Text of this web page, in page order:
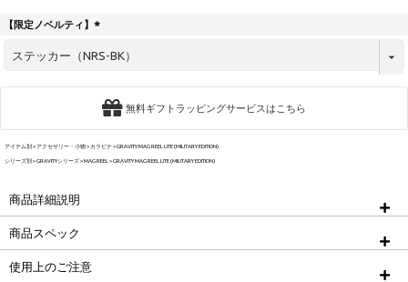
【限定ノベルティ】
必
無料ギフトラッピングサービスはこちら
アイテム別 アクセサリー・小物 カラビナ GRAVITY MAG REEL LITE (MILITARY EDITION)
シリーズ別 GRAVITYシリーズ MAG REEL GRAVITY MAG REEL LITE (MILITARY EDITION)
商品詳細説明
商品スペック
使用上のご注意